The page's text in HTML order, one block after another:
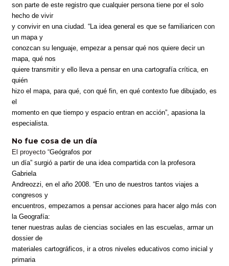
son parte de este registro que cualquier persona tiene por el solo
hecho de vivir
y convivir en una ciudad. “La idea general es que se familiaricen con
un mapa y
conozcan su lenguaje, empezar a pensar qué nos quiere decir un
mapa, qué nos
quiere transmitir y ello lleva a pensar en una cartografía crítica, en
quién
hizo el mapa, para qué, con qué fin, en qué contexto fue dibujado, es
el
momento en que tiempo y espacio entran en acción”, apasiona la
especialista.
No fue cosa de un día
El proyecto “Geógrafos por
un día” surgió a partir de una idea compartida con la profesora
Gabriela
Andreozzi, en el año 2008. “En uno de nuestros tantos viajes a
congresos y
encuentros, empezamos a pensar acciones para hacer algo más con
la Geografía:
tener nuestras aulas de ciencias sociales en las escuelas, armar un
dossier de
materiales cartográficos, ir a otros niveles educativos como inicial y
primaria